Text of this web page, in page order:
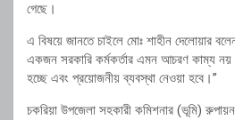
গেছে।
এ বিষয়ে জানতে চাইলে মোঃ শাহীন দেলোয়ার
একজন সরকারি কর্মকর্তার এমন আচরণ কাম্য
হচ্ছে এবং প্রয়োজনীয় ব্যবস্থা নেওয়া হবে।”
চকরিয়া উপজেলা সহকারী কমিশনার (ভূমি)